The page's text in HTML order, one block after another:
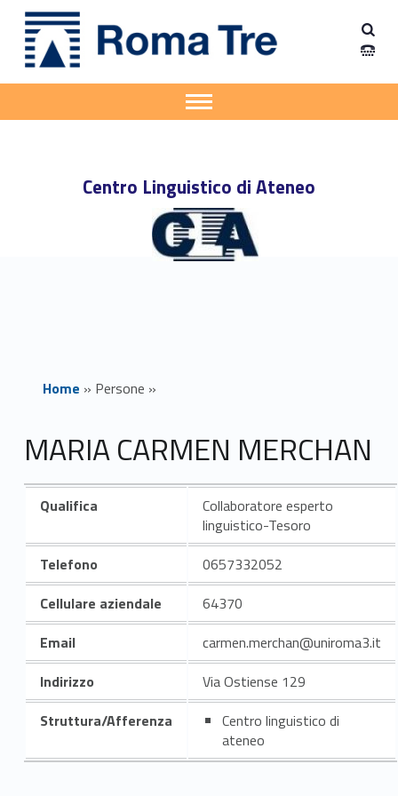
MARIA CARMEN MERCHAN insegnamenti - Centro Linguistico di Ateneo (CLA)
Centro Linguistico di Ateneo
Primary Menu
Apri il menu secondario
Header info sidebar
Home » Persone »
MARIA CARMEN MERCHAN
Qualifica
Collaboratore esperto
linguistico-Tesoro
Telefono
0657332052
Cellulare aziendale
64370
Email
carmen.merchan@uniroma3.it
Indirizzo
Via Ostiense 129
Struttura/Afferenza
Centro linguistico di
ateneo